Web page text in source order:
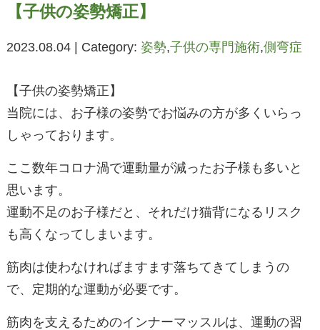
【子供の姿勢矯正】
2023.08.04 | Category: 姿勢,子供の専門施術,側弯症
【子供の姿勢矯正】
当院には、お子様の姿勢でお悩みの方が多くいらっ
しゃっております。
ここ数年コロナ渦で運動量が減ったお子様も多いと
思います。
運動不足のお子様だと、それだけ猫背になるリスク
も高くなってしまいます。
筋肉は使わなければますます落ちてきてしまうの
で、定期的な運動が必要です。
筋肉を支えるためのインナーマッスルは、運動の習